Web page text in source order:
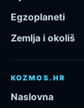
Egzoplaneti
Zemlja i okoliš
KOZMOS.HR
Naslovna